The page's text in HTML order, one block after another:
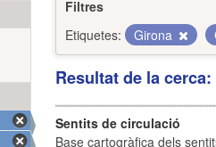
Filtres
Etiquetes:
Girona
Resultat de la
Sentits de circulació
Base cartogràfica dels